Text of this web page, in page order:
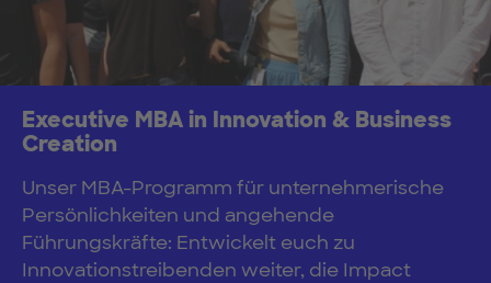
Executive MBA in Innovation & Business
Creation
Unser MBA-Programm für unternehmerische
Persönlichkeiten und angehende
Führungskräfte: Entwickelt euch zu
Innovationstreibenden weiter, die Impact